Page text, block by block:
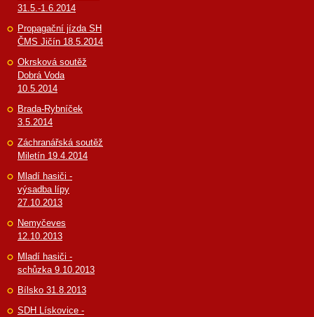
31.5.-1.6.2014
Propagační jízda SH
ČMS Jičín 18.5.2014
Okrsková soutěž
Dobrá Voda
10.5.2014
Brada-Rybníček
3.5.2014
Záchranářská soutěž
Miletín 19.4.2014
Mladí hasiči -
výsadba lípy
27.10.2013
Nemyčeves
12.10.2013
Mladí hasiči -
schůzka 9.10.2013
Bílsko 31.8.2013
SDH Lískovice -